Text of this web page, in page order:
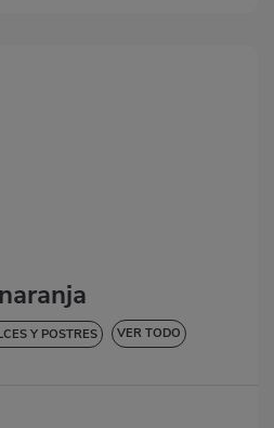
Y POSTRES VER TODO